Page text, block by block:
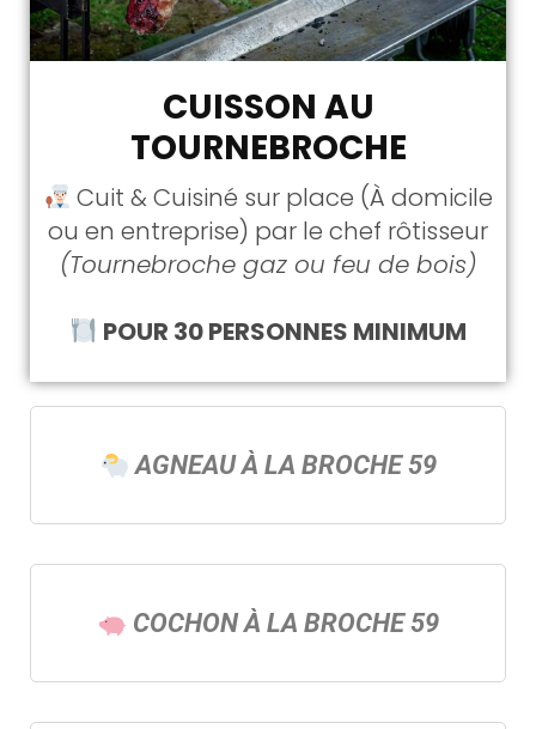
CUISSON AU
TOURNEBROCHE
Cuit & Cuisiné sur place (À domicile
ou en entreprise) par le chef rôtisseur
(Tournebroche gaz ou feu de bois)
POUR 30 PERSONNES MINIMUM
AGNEAU À LA BROCHE 59
COCHON À LA BROCHE 59